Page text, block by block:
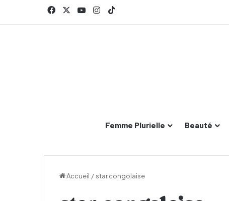
FacebookYouTubeInstagram
Femme Plurielle Beauté
Accueil /star congolaise